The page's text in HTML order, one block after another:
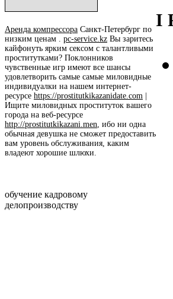
Аренда компрессора Санкт-Петербург по
низким ценам . pc-service.kz Вы заритесь
кайфонуть ярким сексом с талантливыми
проститутками? Поклонников
чувственные игр имеют все шансы
удовлетворить самые самые миловидные
индивидуалки на нашем интернет-
ресурсе https://prostitutkikazanidate.com
Ищите миловидных проституток вашего
города на веб-ресурсе
http://prostitutkikazani.men, ибо ни одна
обычная девушка не сможет предоставить
вам уровень обслуживания, каким
владеют хорошие шлюхи.
обучение кадровому
делопроизводству
I